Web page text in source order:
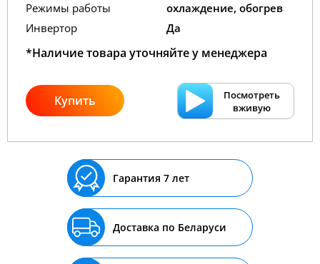
Режимы работы
охлаждение, обогрев
Инвертор
Да
*Наличие товара уточняйте у менеджера
Купить
Посмотреть
вживую
Гарантия 7 лет
Доставка по Беларуси